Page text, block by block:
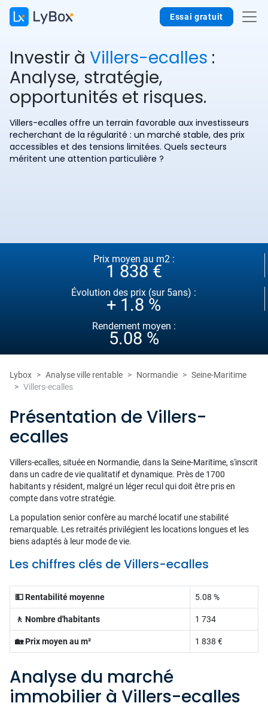
Essai gratuit
Investir à Villers-ecalles :
Analyse, stratégie,
opportunités et risques.
Villers-ecalles offre un terrain favorable aux investisseurs
recherchant de la régularité : un marché stable, des prix
accessibles et des tensions limitées. Quels secteurs
méritent une attention particulière ?
Prix moyen au m2 :
1 838 €
Évolution des prix (sur 5ans) :
+ 1.8 %
Rendement moyen :
5.08 %
Lybox Analyse ville rentable Normandie
Seine-Maritime
Villers-ecalles
Présentation de Villers-
ecalles
Villers-ecalles, située en Normandie, dans la Seine-Maritime, s'inscrit
dans un cadre de vie qualitatif et dynamique. Près de 1700
habitants y résident, malgré un léger recul qui doit être pris en
compte dans votre stratégie.
La population senior confère au marché locatif une stabilité
remarquable. Les retraités privilégient les locations longues et les
biens adaptés à leur mode de vie.
Les chiffres clés de Villers-ecalles
💵 Rentabilité moyenne 5.08 %
🚶 Nombre d'habitants 1 734
🏡 Prix moyen au m² 1 838 €
Analyse du marché
immobilier à Villers-ecalles